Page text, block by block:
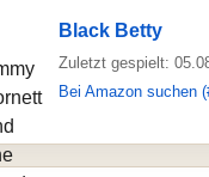
Black Betty
Zuletzt gespielt:
Bei Amazon suchen